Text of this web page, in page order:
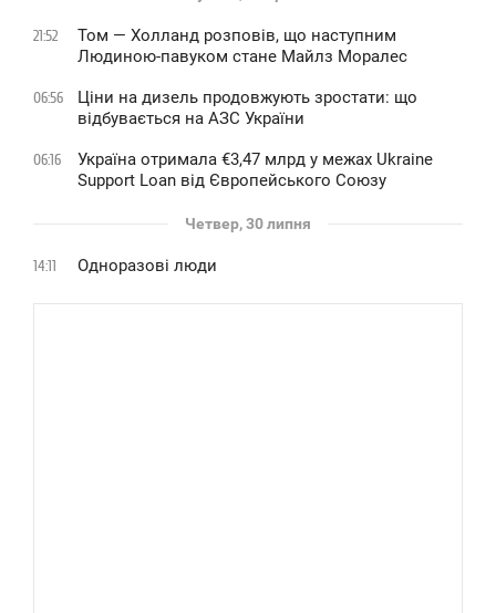
21:52
Том — Холланд розповів, що наступним
Людиною-павуком стане Майлз Моралес
06:56
Ціни на дизель продовжують зростати: що
відбувається на АЗС України
06:16
Україна отримала €3,47 млрд у межах Ukraine
Support Loan від Європейського Союзу
Четвер, 30 липня
14:11 Одноразові люди